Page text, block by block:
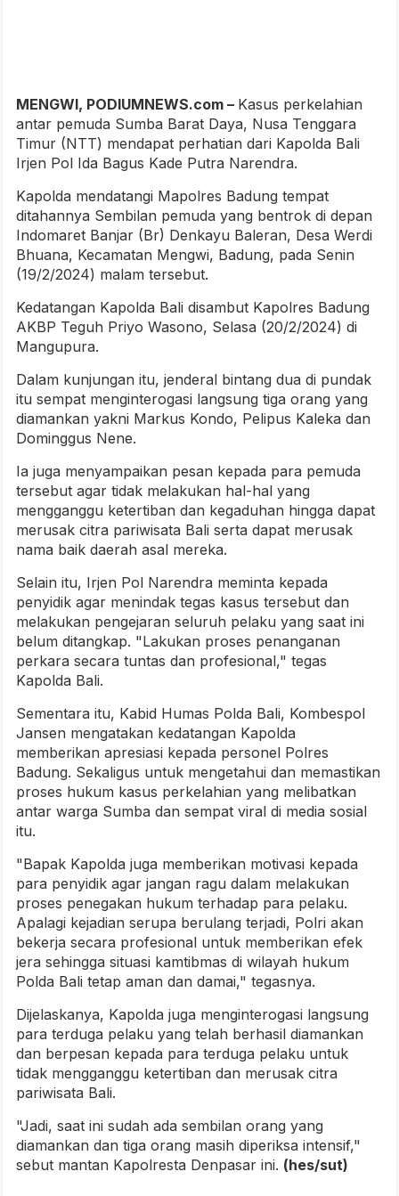
MENGWI, PODIUMNEWS.com – Kasus perkelahian
antar pemuda Sumba Barat Daya, Nusa Tenggara
Timur (NTT) mendapat perhatian dari Kapolda Bali
Irjen Pol Ida Bagus Kade Putra Narendra.
Kapolda mendatangi Mapolres Badung tempat
ditahannya Sembilan pemuda yang bentrok di depan
Indomaret Banjar (Br) Denkayu Baleran, Desa Werdi
Bhuana, Kecamatan Mengwi, Badung, pada Senin
(19/2/2024) malam tersebut.
Kedatangan Kapolda Bali disambut Kapolres Badung
AKBP Teguh Priyo Wasono, Selasa (20/2/2024) di
Mangupura.
Dalam kunjungan itu, jenderal bintang dua di pundak
itu sempat menginterogasi langsung tiga orang yang
diamankan yakni Markus Kondo, Pelipus Kaleka dan
Dominggus Nene.
Ia juga menyampaikan pesan kepada para pemuda
tersebut agar tidak melakukan hal-hal yang
mengganggu ketertiban dan kegaduhan hingga dapat
merusak citra pariwisata Bali serta dapat merusak
nama baik daerah asal mereka.
Selain itu, Irjen Pol Narendra meminta kepada
penyidik agar menindak tegas kasus tersebut dan
melakukan pengejaran seluruh pelaku yang saat ini
belum ditangkap. "Lakukan proses penanganan
perkara secara tuntas dan profesional," tegas
Kapolda Bali.
Sementara itu, Kabid Humas Polda Bali, Kombespol
Jansen mengatakan kedatangan Kapolda
memberikan apresiasi kepada personel Polres
Badung. Sekaligus untuk mengetahui dan memastikan
proses hukum kasus perkelahian yang melibatkan
antar warga Sumba dan sempat viral di media sosial
itu.
"Bapak Kapolda juga memberikan motivasi kepada
para penyidik agar jangan ragu dalam melakukan
proses penegakan hukum terhadap para pelaku.
Apalagi kejadian serupa berulang terjadi, Polri akan
bekerja secara profesional untuk memberikan efek
jera sehingga situasi kamtibmas di wilayah hukum
Polda Bali tetap aman dan damai," tegasnya.
Dijelaskanya, Kapolda juga menginterogasi langsung
para terduga pelaku yang telah berhasil diamankan
dan berpesan kepada para terduga pelaku untuk
tidak mengganggu ketertiban dan merusak citra
pariwisata Bali.
"Jadi, saat ini sudah ada sembilan orang yang
diamankan dan tiga orang masih diperiksa intensif,"
sebut mantan Kapolresta Denpasar ini. (hes/sut)